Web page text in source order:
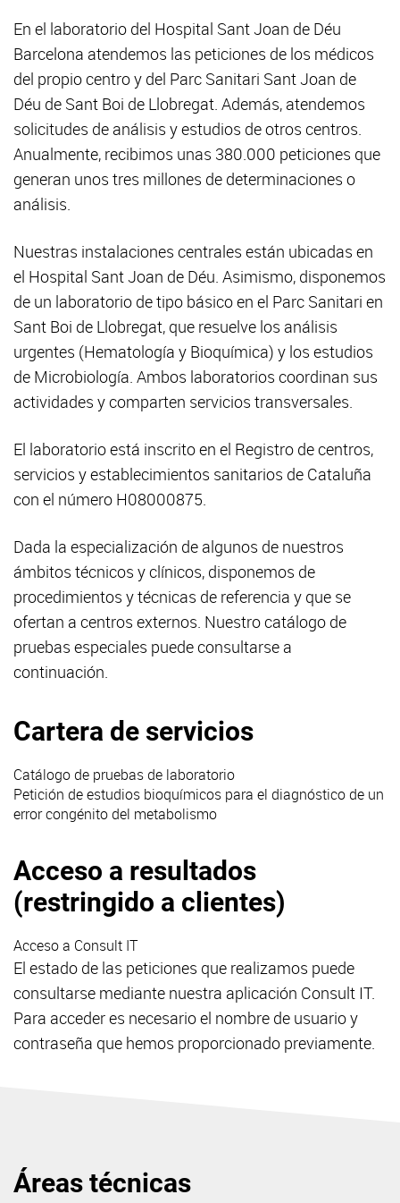
En el laboratorio del Hospital Sant Joan de Déu
Barcelona atendemos las peticiones de los médicos
del propio centro y del Parc Sanitari Sant Joan de
Déu de Sant Boi de Llobregat. Además, atendemos
solicitudes de análisis y estudios de otros centros.
Anualmente, recibimos unas 380.000 peticiones que
generan unos tres millones de determinaciones o
análisis.
Nuestras instalaciones centrales están ubicadas en
el Hospital Sant Joan de Déu. Asimismo, disponemos
de un laboratorio de tipo básico en el Parc Sanitari en
Sant Boi de Llobregat, que resuelve los análisis
urgentes (Hematología y Bioquímica) y los estudios
de Microbiología. Ambos laboratorios coordinan sus
actividades y comparten servicios transversales.
El laboratorio está inscrito en el Registro de centros,
servicios y establecimientos sanitarios de Cataluña
con el número H08000875.
Dada la especialización de algunos de nuestros
ámbitos técnicos y clínicos, disponemos de
procedimientos y técnicas de referencia y que se
ofertan a centros externos. Nuestro catálogo de
pruebas especiales puede consultarse a
continuación.
Cartera de servicios
Catálogo de pruebas de laboratorio
Petición de estudios bioquímicos para el diagnóstico de un
error congénito del metabolismo
Acceso a resultados
(restringido a clientes)
Acceso a Consult IT
El estado de las peticiones que realizamos puede
consultarse mediante nuestra aplicación Consult IT.
Para acceder es necesario el nombre de usuario y
contraseña que hemos proporcionado previamente.
Áreas técnicas